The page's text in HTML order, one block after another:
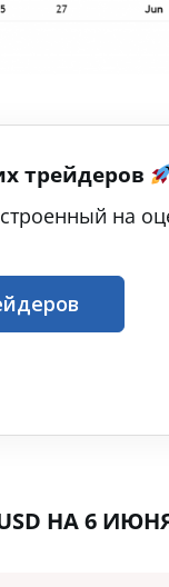
трейдеров
на
НА 6